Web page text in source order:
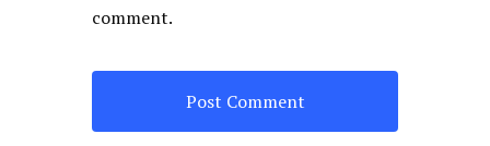
comment.